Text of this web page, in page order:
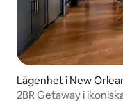
Lägenhet i New
2BR Getaway i